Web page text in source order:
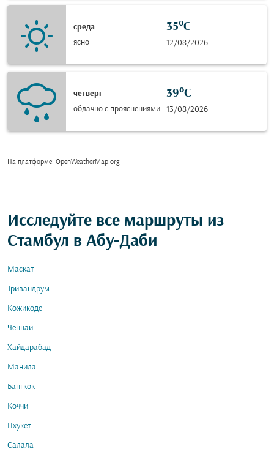
среда
ясно
35°C
12/08/2026
четверг
облачно с прояснениями
39°C
13/08/2026
На платформе: OpenWeatherMap.org
Исследуйте все маршруты из
Стамбул в Абу-Даби
Маскат
Тривандрум
Кожикоде
Ченнаи
Хайдарабад
Манила
Бангкок
Коччи
Пхукет
Салала